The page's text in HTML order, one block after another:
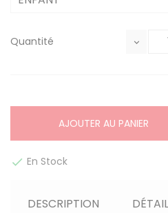
Quantité
AJOUTER AU PANIER
 En Stock
DESCRIPTION